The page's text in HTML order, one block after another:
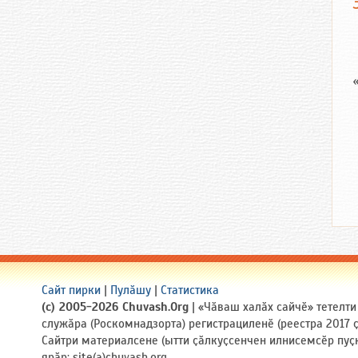
Сайт пирки | Пулӑшу | Статистика
(c) 2005-2026 Chuvash.Org | «Чӑваш халӑх сайчӗ»
служӑра (Роскомнадзорта) регистрациленӗ (реестра
Сайтри материалсене (ытти ҫӑлкуҫсенчен илнисемсӗр